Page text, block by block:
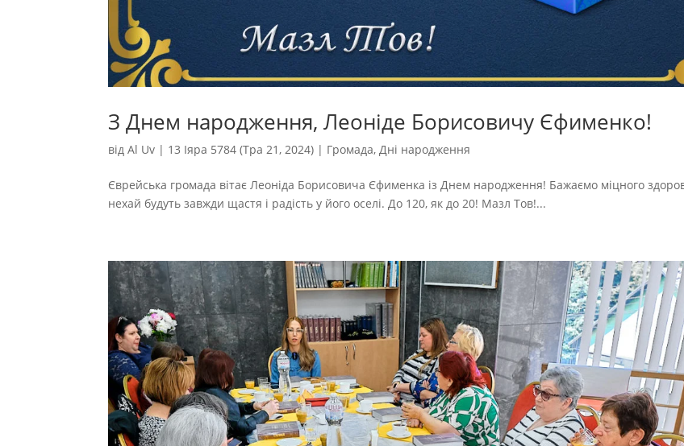
З Днем народження, Леоніде Борисовичу Єфименко!
відAl Uv | 13 Іяра 5784 (Тра 21, 2024) | Громада,Дні народження
Єврейська громада вітає Леоніда Борисовича Єфименка із Днем народження! Бажаємо міцного
нехай будуть завжди щастя і радість у його оселі. До 120, як до 20! Мазл Тов!...